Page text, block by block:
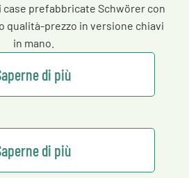
prefabbricate Schwörer con
qualità-prezzo in versione chiavi
in mano.
di più
di più